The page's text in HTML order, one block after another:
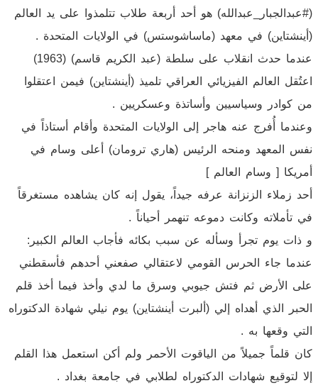
(#عبدالجبار_عبدالله) هو أحد أربعة طلاب تتلمذوا على يد العالم
(أينشتاين) في معهد (ماساشوستس) في الولايات المتحدة .
عندما حدث انقلاب على سلطة (عبد الكريم قاسم) (1963)
اعتُقل العالم الفيزيائي العراقي تلميذ (أينشتاين) فيمن اعتقلوا
من كوادر وسياسيين وأساتذة وعسكريين .
وعندما أُفرج عنه هاجر إلى الولايات المتحدة وأقام أستاذاً في
نفس المعهد ومنحه الرئيس (هاري ترومان) أعلى وسام في
أمريكا [ وسام العالم ]
أحد زملاء الزنزانة عرفه جيداً، يقول إنه كان يشاهده مستغرقاً
في تأملاته وكانت دموعه تنهمر أحياناً .
و ذات يوم تجرأ وسأله عن سبب بكائه فأجاب العالم الكبير:
عندما جاء الحرس القومي لاعتقالي صفعني أحدهم فأسقطني
على الأرض ثم فتش جيوبي وسرق ما لدي وأخذ فيما أخذ قلم
الحبر الذي أهداه إلي (ألبرت أينشتاين) يوم نيلي شهادة الدكتوراه
التي وقعها به .
كان قلماً جميلاً من الياقوت الأحمر ولم أكن استعمل هذا القلم
إلا لتوقيع شهادات الدكتوراه لطلابي في جامعة بغداد .